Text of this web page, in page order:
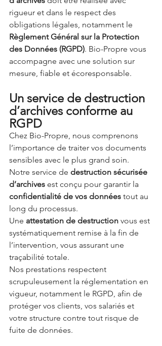
rigueur et dans le respect des
obligations légales, notamment le
Règlement Général sur la Protection
des Données (RGPD). Bio-Propre vous
accompagne avec une solution sur
mesure, fiable et écoresponsable.
Un service de destruction
d’archives conforme au
RGPD
Chez Bio-Propre, nous comprenons
l’importance de traiter vos documents
sensibles avec le plus grand soin.
Notre service de destruction sécurisée
d’archives est conçu pour garantir la
confidentialité de vos données tout au
long du processus.
Une attestation de destruction vous est
systématiquement remise à la fin de
l’intervention, vous assurant une
traçabilité totale.
Nos prestations respectent
scrupuleusement la réglementation en
vigueur, notamment le RGPD, afin de
protéger vos clients, vos salariés et
votre structure contre tout risque de
fuite de données.